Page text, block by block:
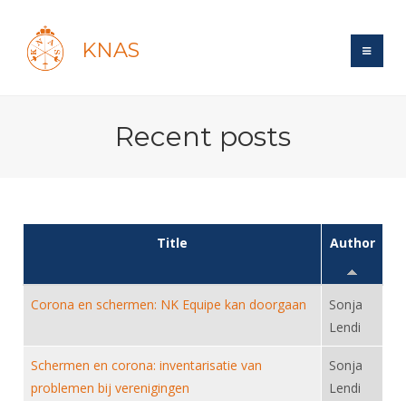
KNAS
Forums
Maandelijks archief
Evenement
Reglementen
Sponsors en Partners
Recreatiesport
Lichtzwaardschermen
Voor de jeugd
Ouders en vereniging
Forums
Forums
Schermforum
Zoek Vereniging
Contact
Recent posts
Title Author
Corona en schermen: NK Equipe kan doorgaan
Sonja
Lendi
Schermen en corona: inventarisatie van
problemen bij verenigingen
Sonja
Lendi